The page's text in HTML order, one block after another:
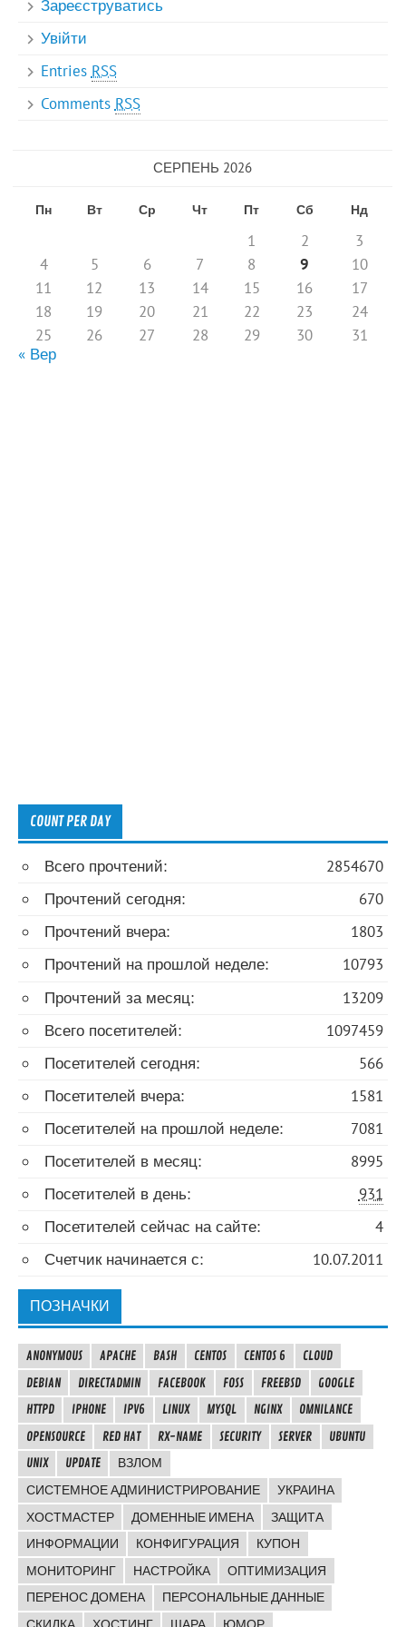
Зареєструватись
Увійти
Entries RSS
CommentsRSS
СЕРПЕНЬ 2026
Пн Вт Ср Чт Пт Сб Нд
1 2
3
4
5 6 7 8 9
10
11
12 13 14 15 16
17
18
19 20 21 22 23
24
25
26 27 28 29 30
31
« Вер
COUNT PER DAY
2854670
Всего прочтений:
670
Прочтений сегодня:
1803
Прочтений вчера:
10793
Прочтений на прошлой неделе:
13209
Прочтений за месяц:
1097459
Всего посетителей:
566
Посетителей сегодня:
1581
Посетителей вчера:
7081
Посетителей на прошлой неделе:
8995
Посетителей в месяц:
931
Посетителей в день:
4
Посетителей сейчас на сайте:
10.07.2011
Счетчик начинается с:
ПОЗНАЧКИ
ANONYMOUS APACHE BASH CENTOS CENTOS 6
CLOUD
DEBIAN
DIRECTADMIN FACEBOOK FOSS FREEBSD
GOOGLE
HTTPD
IPHONE IPV6 LINUX MYSQL NGINX
OMNILANCE
OPENSOURCE
RED HAT RX-NAME SECURITY SERVER
UBUNTU
UNIX
UPDATE
ВЗЛОМ
СИСТЕМНОЕ АДМИНИСТРИРОВАНИЕ
УКРАИНА
ХОСТМАСТЕР
ДОМЕННЫЕ ИМЕНА
ЗАЩИТА
ИНФОРМАЦИИ
КОНФИГУРАЦИЯ
КУПОН
МОНИТОРИНГ
НАСТРОЙКА
ОПТИМИЗАЦИЯ
ПЕРЕНОС ДОМЕНА
ПЕРСОНАЛЬНЫЕ ДАННЫЕ